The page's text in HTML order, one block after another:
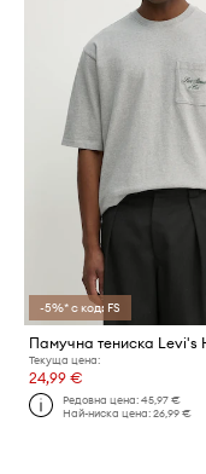
-5%* с код: FS
Текуща цена:
24,99 €
Редовна цена:45,97 €
Най-ниска цена:26,99 €